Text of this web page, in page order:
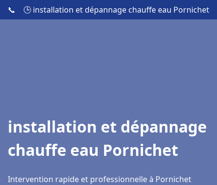
📞 🕒 installation et dépannage chauffe eau Pornichet
installation et dépannage
chauffe eau Pornichet
Intervention rapide et professionnelle à Pornichet